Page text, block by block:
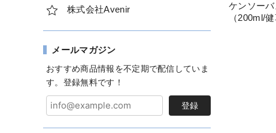
株式会社Avenir
メールマガジン
おすすめ商品情報を不定期で配信していま
す。登録無料です！
登録
ケンソー
（200ml/